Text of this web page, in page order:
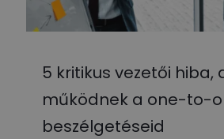
5 kritikus vezetői hiba,
működnek a one-to-
beszélgetéseid